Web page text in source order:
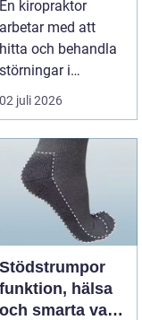
tillbaka
En kiropraktor
arbetar med att
hitta och behandla
störningar i
kroppens leder,
muskler och
nervsyste...
02 juli 2026
Stödstrumpor
funktion, hälsa
och smarta val i